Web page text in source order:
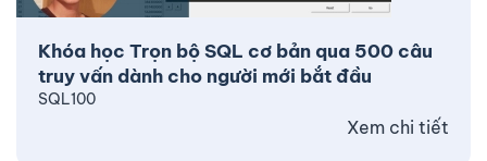
Khóa học Trọn bộ SQL cơ bản qua 500 câu
truy vấn dành cho người mới bắt đầu
SQL100
Xem chi tiết